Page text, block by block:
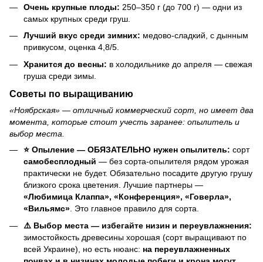
Очень крупные плоды: 250–350 г (до 700 г) — одни из
самых крупных среди груш.
Лучший вкус среди зимних: медово-сладкий, с дынным
привкусом, оценка 4,8/5.
Хранится до весны: в холодильнике до апреля — свежая
груша среди зимы.
Советы по выращиванию
«Ноябрская» — отличный коммерческий сорт, но имеет два
момента, которые стоит учесть заранее: опылитель и
выбор места.
⭐ Опыление — ОБЯЗАТЕЛЬНО нужен опылитель: сорт
самобесплодный — без сорта-опылителя рядом урожая
практически не будет. Обязательно посадите другую грушу
близкого срока цветения. Лучшие партнеры —
«Любимица Клаппа», «Конференция», «Говерла»,
«Вильямс». Это главное правило для сорта.
⚠️ Выбор места — избегайте низин и переувлажнения:
зимостойкость древесины хорошая (сорт выращивают по
всей Украине), но есть нюанс: на переувлажненных